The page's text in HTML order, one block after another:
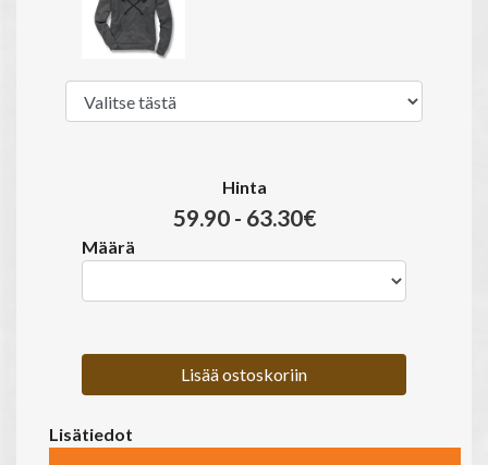
Hinta
59.90 - 63.30€
Määrä
Lisää ostoskoriin
Lisätiedot